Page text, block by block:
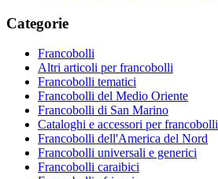
Categorie
Francobolli
Altri articoli per francobolli
Francobolli tematici
Francobolli del Medio Oriente
Francobolli di San Marino
Cataloghi e accessori per francobolli
Francobolli dell'America del Nord
Francobolli universali e generici
Francobolli caraibici